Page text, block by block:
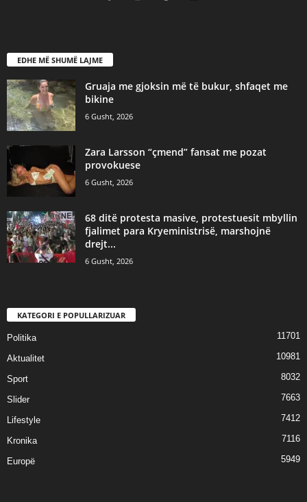
EDHE MË SHUMË LAJME
Gruaja me gjoksin më të bukur, shfaqet me
bikine
6 Gusht, 2026
Zara Larsson “çmend” fansat me pozat
provokuese
6 Gusht, 2026
68 ditë protesta masive, protestuesit mbyllin
fjalimet para Kryeministrisë, marshojnë
drejt...
6 Gusht, 2026
KATEGORI E POPULLARIZUAR
Politika 11701
Aktualitet 10981
Sport 8032
Slider 7663
Lifestyle 7412
Kronika 7116
Europë 5949